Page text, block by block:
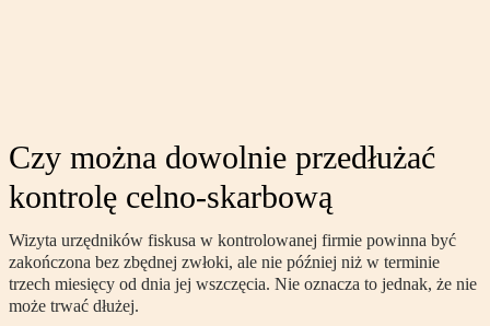
Czy można dowolnie przedłużać
kontrolę celno-skarbową
Wizyta urzędników fiskusa w kontrolowanej firmie powinna być
zakończona bez zbędnej zwłoki, ale nie później niż w terminie
trzech miesięcy od dnia jej wszczęcia. Nie oznacza to jednak, że nie
może trwać dłużej.